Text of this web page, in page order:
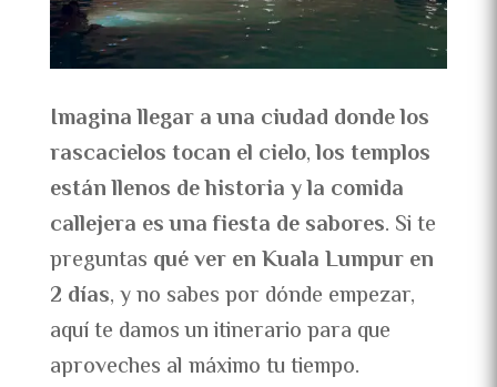
Imagina llegar a una ciudad donde los
rascacielos tocan el cielo,los templos
están llenos de historiayla comida
callejera es una fiesta de sabores. Si te
preguntas qué ver en Kuala Lumpur en
2 días, y no sabes por dónde empezar,
aquí te damos un itinerario para que
aproveches al máximo tu tiempo.